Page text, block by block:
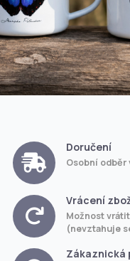
Doručení
Osobní odběr
Vrácení
Možnost
(nevztahuje
Zákaznická